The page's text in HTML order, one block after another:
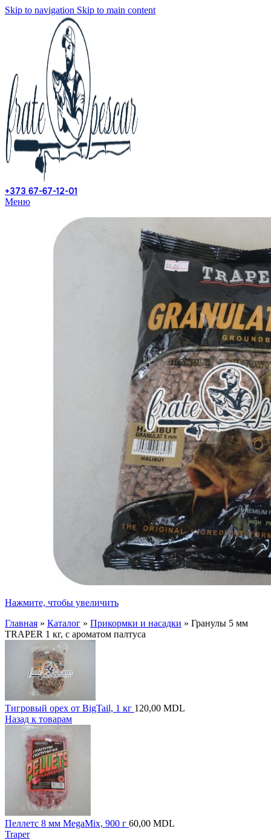
Skip to navigation Skip to main content
+373 67-67-12-01
Меню
Нажмите, чтобы увеличить
Главная » Каталог » Прикормки и насадки » Гранулы 5 мм
TRAPER 1 кг, с ароматом палтуса
Тигровый орех от BigTail, 1 кг 120,00 MDL
Назад к товарам
Пеллетс 8 мм MegaMix, 900 г 60,00 MDL
Traper